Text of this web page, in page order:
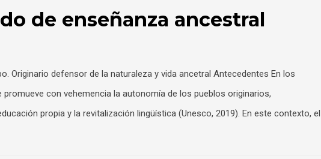
de enseñanza ancestral
Originario defensor de la naturaleza y vida ancetral Antecedentes En los
con vehemencia la autonomía de los pueblos originarios,
propia y la revitalización lingüística (Unesco, 2019). En este contexto, el